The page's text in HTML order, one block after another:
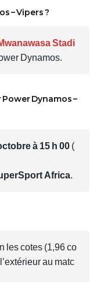
– Vipers ?
Stadi
Dynamos.
Dynamos –
à 15 h 00 (
Africa.
les cotes (1,96 co
au matc